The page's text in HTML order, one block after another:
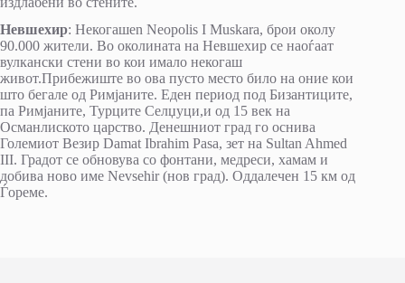
Невшехир: Некогашen Neopolis I Muskara, брои околу
90.000 жители. Во околината на Невшехир се наоѓаат
вулкански стени во кои имало некогаш
живот.Прибежиште во ова пусто место било на оние кои
што бегале од Римјаните. Еден период под Бизантиците,
па Римјаните, Турците Селџуци,и од 15 век на
Османлиското царство. Денешниот град го оснива
Големиот Везир Damat Ibrahim Pasa, зет на Sultan Ahmed
III. Градот се обновува со фонтани, медреси, хамам и
добива ново име Nevsehir (нов град). Оддалечен 15 км од
Ѓореме.